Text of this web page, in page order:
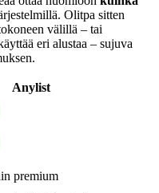
Olitpa sitten
välillä – tai
eri alustaa – sujuva
Anylist
premium